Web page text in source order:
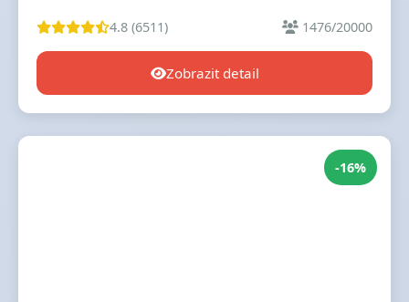
4.8 (6511) 1476/20000
Zobrazit detail
-16%